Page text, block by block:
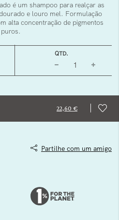
é um shampoo para realçar as
e louro mel. Formulação
alta concentração de pigmentos
puros.
22,60 €
QTD.
Partilhe com um amigo